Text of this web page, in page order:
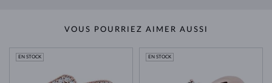
VOUS POURRIEZ AIMER AUSSI
EN STOCK EN STOCK